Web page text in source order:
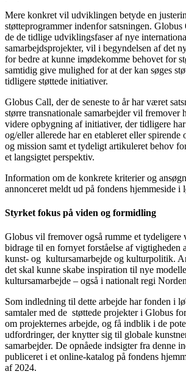
Mere konkret vil udviklingen betyde en
støtteprogrammer indenfor satsningen. Globus
de de tidlige udviklingsfaser af nye
samarbejdsprojekter, vil i begyndelsen af det
for bedre at kunne imødekomme behovet for
samtidig give mulighed for at der kan søges
tidligere støttede initiativer.
Globus Call, der de seneste to år har været
større transnationale samarbejder vil fremover
videre opbygning af initiativer, der tidligere har
og/eller allerede har en etableret eller spirende
og mission samt et tydeligt artikuleret behov
et langsigtet perspektiv.
Information om de konkrete kriterier og
annonceret meldt ud på fondens hjemmeside i
Styrket fokus på viden og formidling
Globus vil fremover også rumme et tydeligere
bidrage til en fornyet forståelse af vigtigheden
kunst- og kultursamarbejde og kulturpolitik.
det skal kunne skabe inspiration til nye
kultursamarbejde – også i nationalt regi
Som indledning til dette arbejde har fonden i
samtaler med de støttede projekter i Globus
om projekternes arbejde, og få indblik i de
udfordringer, der knytter sig til globale
samarbejder. De opnåede indsigter fra denne
publiceret i et online-katalog på fondens
af 2024.